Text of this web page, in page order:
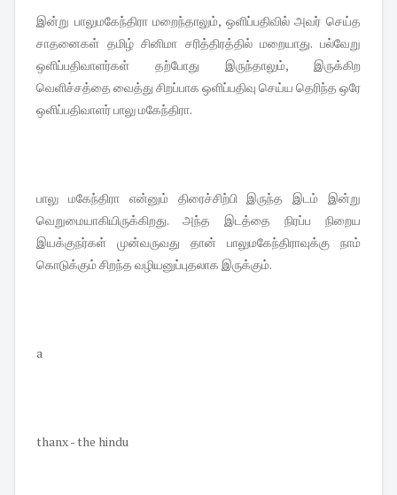
இன்று பாலுமகேந்திரா மறைந்தாலும், ஒளிப்பதிவில் அவர் செய்த
சாதனைகள் தமிழ் சினிமா சரித்திரத்தில் மறையாது. பல்வேறு
ஒளிப்பதிவாளர்கள் தற்போது இருந்தாலும், இருக்கிற
வெளிச்சத்தை வைத்து சிறப்பாக ஒளிப்பதிவு செய்ய தெரிந்த ஒரே
ஒளிப்பதிவாளர் பாலு மகேந்திரா.
பாலு மகேந்திரா என்னும் திரைச்சிற்பி இருந்த இடம் இன்று
வெறுமையாகியிருக்கிறது. அந்த இடத்தை நிரப்ப நிறைய
இயக்குநர்கள் முன்வருவது தான் பாலுமகேந்திராவுக்கு நாம்
கொடுக்கும் சிறந்த வழியனுப்புதலாக இருக்கும்.
a
thanx - the hindu